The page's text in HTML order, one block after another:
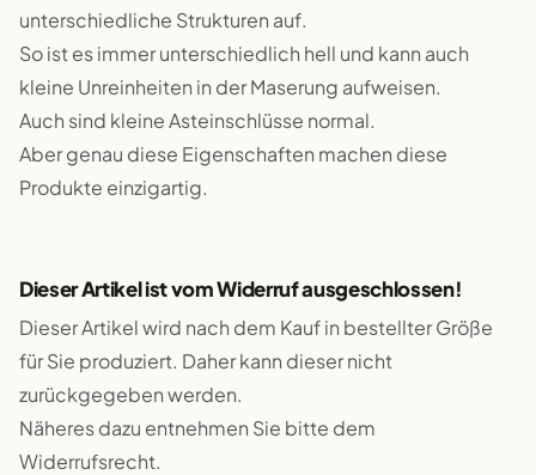
unterschiedliche Strukturen auf.
So ist es immer unterschiedlich hell und kann auch
kleine Unreinheiten in der Maserung aufweisen.
Auch sind kleine Asteinschlüsse normal.
Aber genau diese Eigenschaften machen diese
Produkte einzigartig.
Dieser Artikel ist vom Widerruf ausgeschlossen!
Dieser Artikel wird nach dem Kauf in bestellter Größe
für Sie produziert. Daher kann dieser nicht
zurückgegeben werden.
Näheres dazu entnehmen Sie bitte dem
Widerrufsrecht.